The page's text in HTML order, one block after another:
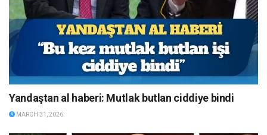
Yandaştan al haberi: Mutlak butlan ciddiye bindi
MARCH 31, 2026